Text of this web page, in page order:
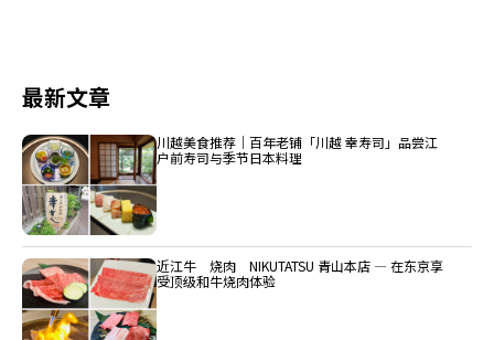
最新文章
川越美食推荐｜百年老铺「川越 幸寿司」品尝江
户前寿司与季节日本料理
近江牛 烧肉 NIKUTATSU 青山本店 ― 在东京享
受顶级和牛烧肉体验